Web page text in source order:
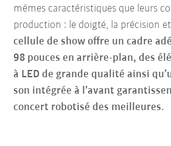
mêmes caractéristiques que leurs
production : le doigté, la précision
cellule de show offre un cadre
98 pouces en arrière-plan, des
à LED de grande qualité ainsi
son intégrée à l’avant
concert robotisé des meilleures.